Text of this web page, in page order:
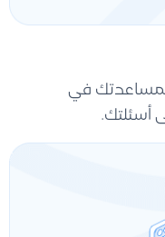
لمساعدتك في
أسئلتك.